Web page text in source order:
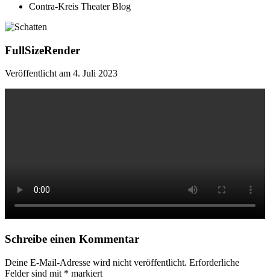
Contra-Kreis Theater Blog
FullSizeRender
Veröffentlicht am 4. Juli 2023
Schreibe einen Kommentar
Deine E-Mail-Adresse wird nicht veröffentlicht. Erforderliche
Felder sind mit * markiert